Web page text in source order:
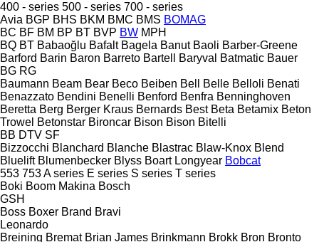
400 - series 500 - series 700 - series
Avia BGP BHS BKM BMC BMS BOMAG
BC BF BM BP BT BVP BW MPH
BQ BT Babaoğlu Bafalt Bagela Banut Baoli Barber-Greene
Barford Barin Baron Barreto Bartell Baryval Batmatic Bauer
BG RG
Baumann Beam Bear Beco Beiben Bell Belle Belloli Benati
Benazzato Bendini Benelli Benford Benfra Benninghoven
Beretta Berg Berger Kraus Bernards Best Beta Betamix Beton
Trowel Betonstar Bironcar Bison Bison Bitelli
BB DTV SF
Bizzocchi Blanchard Blanche Blastrac Blaw-Knox Blend
Bluelift Blumenbecker Blyss Boart Longyear Bobcat
553 753A series E series S series T series
Boki Boom Makina Bosch
GSH
Boss Boxer Brand Bravi
Leonardo
Breining Bremat Brian James Brinkmann Brokk Bron Bronto